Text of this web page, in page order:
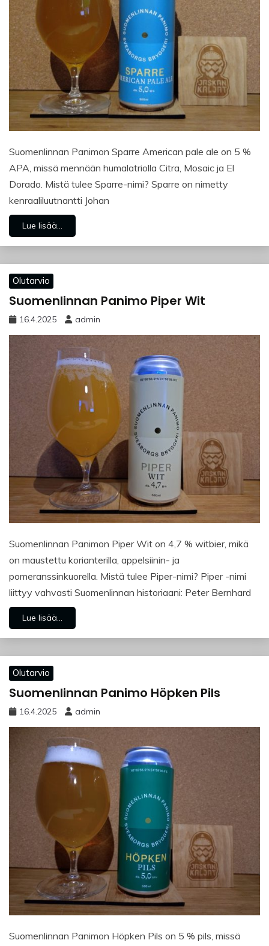
Suomenlinnan Panimon Sparre American pale ale on 5 %
APA, missä mennään humalatriolla Citra, Mosaic ja El
Dorado. Mistä tulee Sparre-nimi? Sparre on nimetty
kenraaliluutnantti Johan
Lue lisää...
Olutarvio
Suomenlinnan Panimo Piper Wit
16.4.2025 admin
Suomenlinnan Panimon Piper Wit on 4,7 % witbier, mikä
on maustettu korianterilla, appelsiinin- ja
pomeranssinkuorella. Mistä tulee Piper-nimi? Piper -nimi
liittyy vahvasti Suomenlinnan historiaani: Peter Bernhard
Lue lisää...
Olutarvio
Suomenlinnan Panimo Höpken Pils
16.4.2025 admin
Suomenlinnan Panimon Höpken Pils on 5 % pils, missä